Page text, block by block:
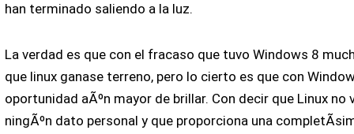
han terminado saliendo a la luz.
La verdad es que con el fracaso que tuvo Windows 8
que linux ganase terreno, pero lo cierto es que con
oportunidad aÃºn mayor de brillar. Con decir que Linux no
ningÃºn dato personal y que proporciona una